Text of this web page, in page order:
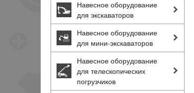
Навесное оборудование
для экскаваторов
Навесное оборудование
для мини-экскаваторов
Навесное оборудование
для телескопических
погрузчиков